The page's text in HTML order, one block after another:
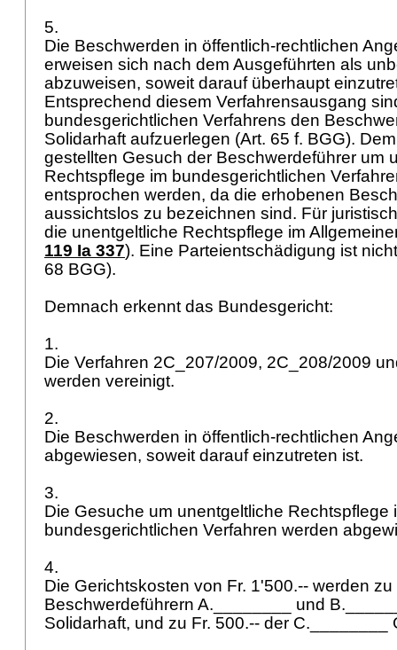
5.
Die Beschwerden in öffentlich-rechtlichen
erweisen sich nach dem Ausgeführten als
abzuweisen, soweit darauf überhaupt
Entsprechend diesem Verfahrensausgang
bundesgerichtlichen Verfahrens den
Solidarhaft aufzuerlegen (Art. 65 f. BGG).
gestellten Gesuch der Beschwerdeführer um
Rechtspflege im bundesgerichtlichen
entsprochen werden, da die erhobenen
aussichtslos zu bezeichnen sind. Für
die unentgeltliche Rechtspflege im
119 Ia 337). Eine Parteientschädigung ist
68 BGG).
Demnach erkennt das Bundesgericht:
1.
Die Verfahren 2C_207/2009, 2C_208/2009
werden vereinigt.
2.
Die Beschwerden in öffentlich-rechtlichen
abgewiesen, soweit darauf einzutreten ist.
3.
Die Gesuche um unentgeltliche Rechtspflege
bundesgerichtlichen Verfahren werden
4.
Die Gerichtskosten von Fr. 1'500.-- werden
Beschwerdeführern A.________ und
Solidarhaft, und zu Fr. 500.-- der